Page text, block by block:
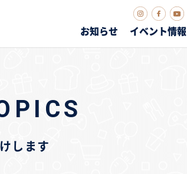
お知らせ イベント情報
します